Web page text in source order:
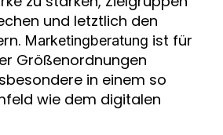
und letztlich den
Marketingberatung ist für
Größenordnungen
in einem so
wie dem digitalen